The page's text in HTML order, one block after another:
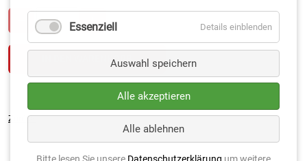
Zurück
Essenziell Details einblenden
Auswahl speichern
Alle akzeptieren
Alle ablehnen